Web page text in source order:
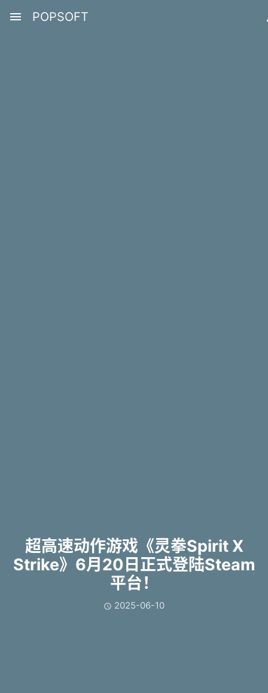
menu POPSOFT
超高速动作游戏《灵拳Spirit X
Strike》6月20日正式登陆Steam
平台！
 2025-06-10